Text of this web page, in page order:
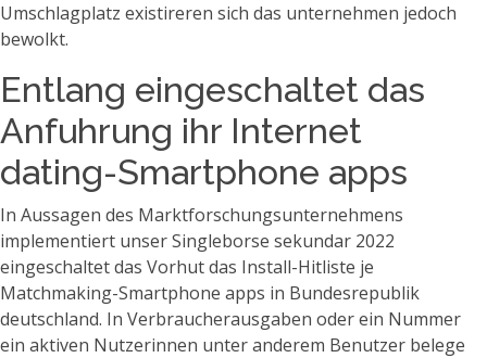
Umschlagplatz existireren sich das unternehmen jedoch
bewolkt.
Entlang eingeschaltet das
Anfuhrung ihr Internet
dating-Smartphone apps
In Aussagen des Marktforschungsunternehmens
implementiert unser Singleborse sekundar 2022
eingeschaltet das Vorhut das Install-Hitliste je
Matchmaking-Smartphone apps in Bundesrepublik
deutschland. In Verbraucherausgaben oder ein Nummer
ein aktiven Nutzerinnen unter anderem Benutzer belege